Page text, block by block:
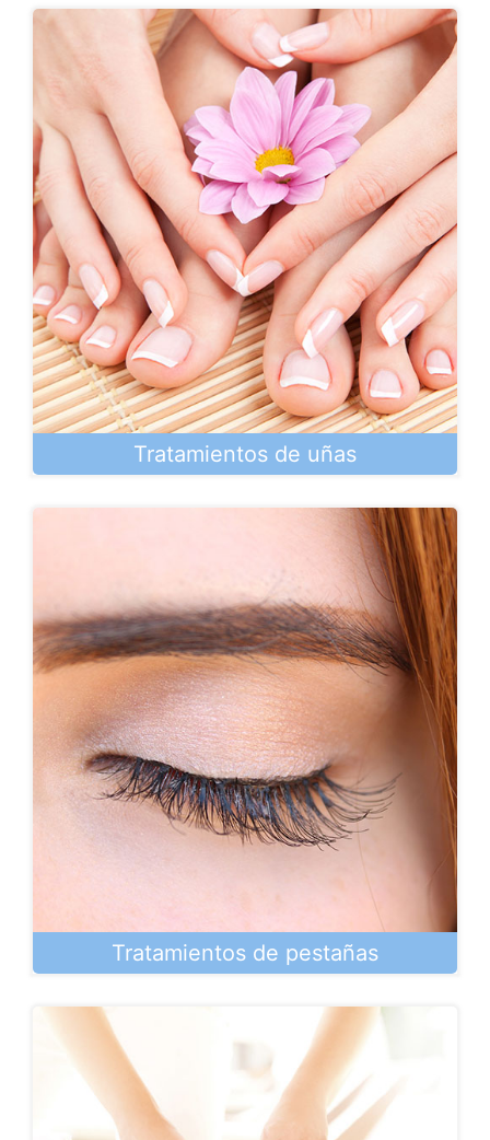
Tratamientos de uñas
Tratamientos de pestañas